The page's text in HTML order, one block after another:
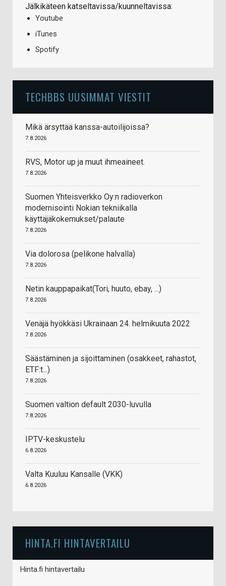
Jälkikäteen katseltavissa/kuunneltavissa:
Youtube
iTunes
Spotify
TECHBBS UUSIMMAT VIESTIT
Mikä ärsyttää kanssa-autoilijoissa?
7.8.2026
RVS, Motor up ja muut ihmeaineet.
7.8.2026
Suomen Yhteisverkko Oy:n radioverkon
modernisointi Nokian tekniikalla
käyttäjäkokemukset/palaute
7.8.2026
Via dolorosa (pelikone halvalla)
7.8.2026
Netin kauppapaikat(Tori, huuto, ebay, ...)
7.8.2026
Venäjä hyökkäsi Ukrainaan 24. helmikuuta 2022
7.8.2026
Säästäminen ja sijoittaminen (osakkeet, rahastot,
ETF:t...)
7.8.2026
Suomen valtion default 2030-luvulla
7.8.2026
IPTV-keskustelu
6.8.2026
Valta Kuuluu Kansalle (VKK)
6.8.2026
HINTA.FI HINTAVERTAILU
Hinta.fi hintavertailu